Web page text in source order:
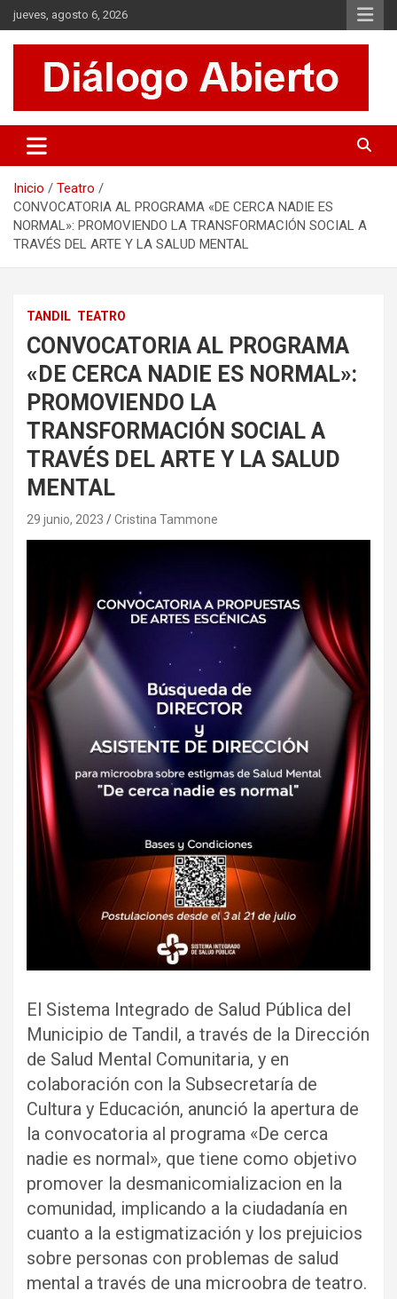
Saltar
al
contenido
jueves, agosto 6, 2026
Diálogo Abierto
Se tratan diversos temas de actualidad buscando hacer un
aporte a la sociedad, brindando información relevante de lo que
Inicio
Teatro
CONVOCATORIA AL PROGRAMA «DE CERCA NADIE ES
NORMAL»: PROMOVIENDO LA TRANSFORMACIÓN SOCIAL A
TRAVÉS DEL ARTE Y LA SALUD MENTAL
TANDIL TEATRO
CONVOCATORIA AL PROGRAMA
«DE CERCA NADIE ES NORMAL»:
PROMOVIENDO LA
TRANSFORMACIÓN SOCIAL A
TRAVÉS DEL ARTE Y LA SALUD
MENTAL
29 junio, 2023 Cristina Tammone
El Sistema Integrado de Salud Pública del
Municipio de Tandil, a través de la Dirección
de Salud Mental Comunitaria, y en
colaboración con la Subsecretaría de
Cultura y Educación, anunció la apertura de
la convocatoria al programa «De cerca
nadie es normal», que tiene como objetivo
promover la desmanicomializacion en la
comunidad, implicando a la ciudadanía en
cuanto a la estigmatización y los prejuicios
sobre personas con problemas de salud
mental a través de una microobra de teatro.